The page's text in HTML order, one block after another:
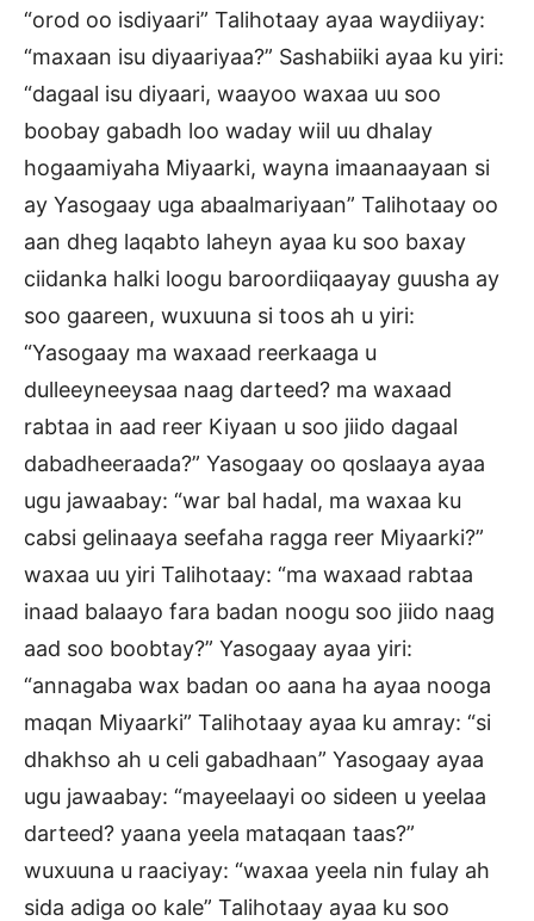
“orod oo isdiyaari” Talihotaay ayaa waydiiyay:
“maxaan isu diyaariyaa?” Sashabiiki ayaa ku yiri:
“dagaal isu diyaari, waayoo waxaa uu soo
boobay gabadh loo waday wiil uu dhalay
hogaamiyaha Miyaarki, wayna imaanaayaan si
ay Yasogaay uga abaalmariyaan” Talihotaay oo
aan dheg laqabto laheyn ayaa ku soo baxay
ciidanka halki loogu baroordiiqaayay guusha ay
soo gaareen, wuxuuna si toos ah u yiri:
“Yasogaay ma waxaad reerkaaga u
dulleeyneeysaa naag darteed? ma waxaad
rabtaa in aad reer Kiyaan u soo jiido dagaal
dabadheeraada?” Yasogaay oo qoslaaya ayaa
ugu jawaabay: “war bal hadal, ma waxaa ku
cabsi gelinaaya seefaha ragga reer Miyaarki?”
waxaa uu yiri Talihotaay: “ma waxaad rabtaa
inaad balaayo fara badan noogu soo jiido naag
aad soo boobtay?” Yasogaay ayaa yiri:
“annagaba wax badan oo aana ha ayaa nooga
maqan Miyaarki” Talihotaay ayaa ku amray: “si
dhakhso ah u celi gabadhaan” Yasogaay ayaa
ugu jawaabay: “mayeelaayi oo sideen u yeelaa
darteed? yaana yeela mataqaan taas?”
wuxuuna u raaciyay: “waxaa yeela nin fulay ah
sida adiga oo kale” Talihotaay ayaa ku soo